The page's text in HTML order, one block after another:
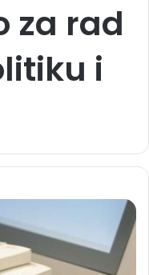
za rad
i